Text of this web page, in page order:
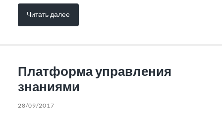
Читать далее
Платформа управления
знаниями
28/09/2017